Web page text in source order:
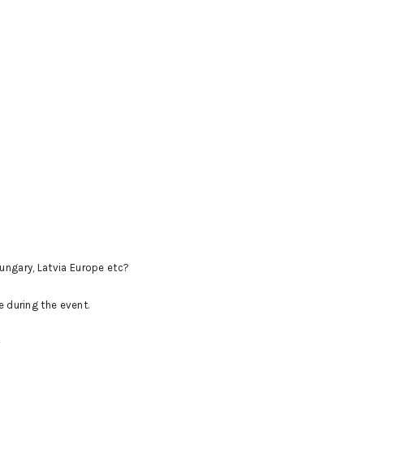
Latvia Europe etc?
during the event.